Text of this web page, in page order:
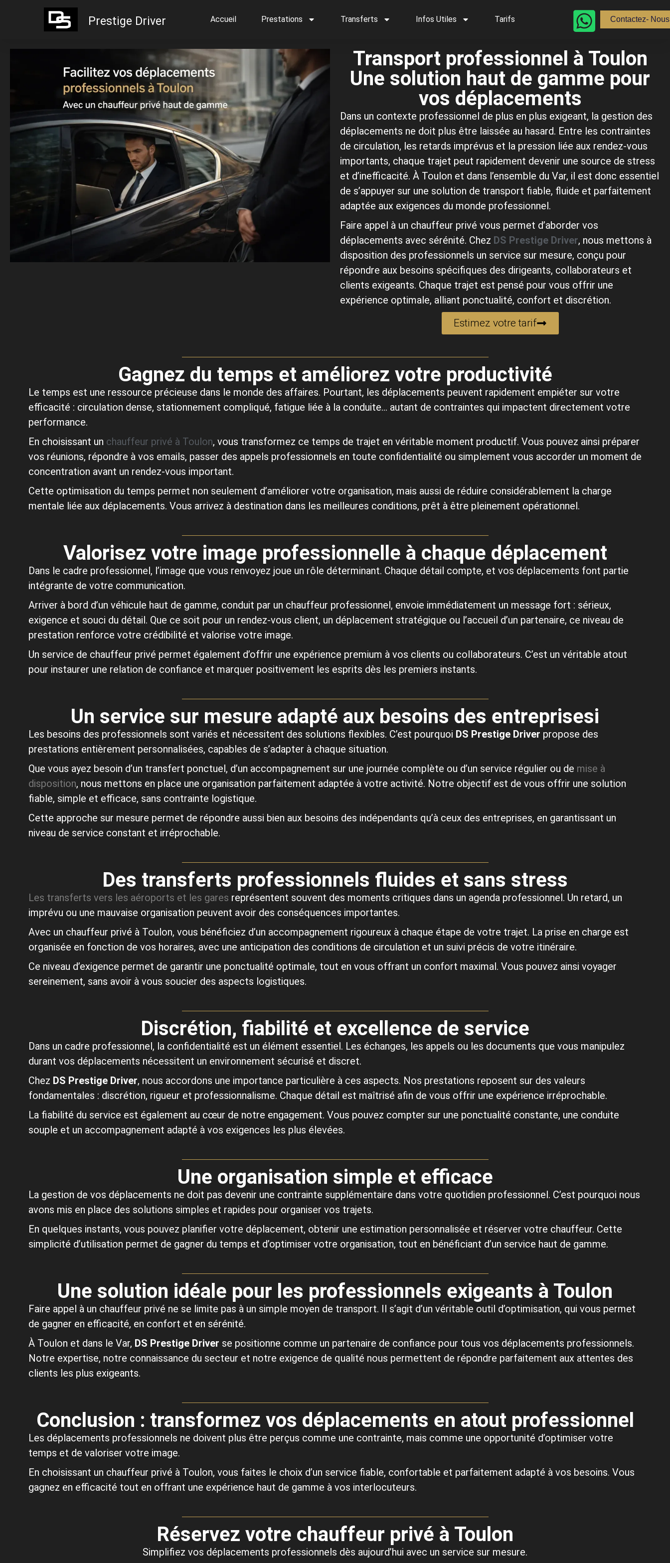
Prestige Driver Accueil Prestations Transferts Infos Utiles Tarifs Contactez- Nous
Transport professionnel à Toulon
Une solution haut de gamme pour
vos déplacements
Dans un contexte professionnel de plus en plus exigeant, la gestion des
déplacements ne doit plus être laissée au hasard. Entre les contraintes
de circulation, les retards imprévus et la pression liée aux rendez-vous
importants, chaque trajet peut rapidement devenir une source de stress
et d’inefficacité. À Toulon et dans l’ensemble du Var, il est donc essentiel
de s’appuyer sur une solution de transport fiable, fluide et parfaitement
adaptée aux exigences du monde professionnel.
Faire appel à un chauffeur privé vous permet d’aborder vos
déplacements avec sérénité. Chez DS Prestige Driver, nous mettons à
disposition des professionnels un service sur mesure, conçu pour
répondre aux besoins spécifiques des dirigeants, collaborateurs et
clients exigeants. Chaque trajet est pensé pour vous offrir une
expérience optimale, alliant ponctualité, confort et discrétion.
Estimez votre tarif
Gagnez du temps et améliorez votre productivité
Le temps est une ressource précieuse dans le monde des affaires. Pourtant, les déplacements peuvent rapidement empiéter sur votre
efficacité : circulation dense, stationnement compliqué, fatigue liée à la conduite… autant de contraintes qui impactent directement votre
performance.
En choisissant un chauffeur privé à Toulon, vous transformez ce temps de trajet en véritable moment productif. Vous pouvez ainsi préparer
vos réunions, répondre à vos emails, passer des appels professionnels en toute confidentialité ou simplement vous accorder un moment de
concentration avant un rendez-vous important.
Cette optimisation du temps permet non seulement d’améliorer votre organisation, mais aussi de réduire considérablement la charge
mentale liée aux déplacements. Vous arrivez à destination dans les meilleures conditions, prêt à être pleinement opérationnel.
Valorisez votre image professionnelle à chaque déplacement
Dans le cadre professionnel, l’image que vous renvoyez joue un rôle déterminant. Chaque détail compte, et vos déplacements font partie
intégrante de votre communication.
Arriver à bord d’un véhicule haut de gamme, conduit par un chauffeur professionnel, envoie immédiatement un message fort : sérieux,
exigence et souci du détail. Que ce soit pour un rendez-vous client, un déplacement stratégique ou l’accueil d’un partenaire, ce niveau de
prestation renforce votre crédibilité et valorise votre image.
Un service de chauffeur privé permet également d’offrir une expérience premium à vos clients ou collaborateurs. C’est un véritable atout
pour instaurer une relation de confiance et marquer positivement les esprits dès les premiers instants.
Un service sur mesure adapté aux besoins des entreprisesi
Les besoins des professionnels sont variés et nécessitent des solutions flexibles. C’est pourquoi DS Prestige Driver propose des
prestations entièrement personnalisées, capables de s’adapter à chaque situation.
Que vous ayez besoin d’un transfert ponctuel, d’un accompagnement sur une journée complète ou d’un service régulier ou de mise à
disposition, nous mettons en place une organisation parfaitement adaptée à votre activité. Notre objectif est de vous offrir une solution
fiable, simple et efficace, sans contrainte logistique.
Cette approche sur mesure permet de répondre aussi bien aux besoins des indépendants qu’à ceux des entreprises, en garantissant un
niveau de service constant et irréprochable.
Des transferts professionnels fluides et sans stress
Les transferts vers les aéroports et les gares représentent souvent des moments critiques dans un agenda professionnel. Un retard, un
imprévu ou une mauvaise organisation peuvent avoir des conséquences importantes.
Avec un chauffeur privé à Toulon, vous bénéficiez d’un accompagnement rigoureux à chaque étape de votre trajet. La prise en charge est
organisée en fonction de vos horaires, avec une anticipation des conditions de circulation et un suivi précis de votre itinéraire.
Ce niveau d’exigence permet de garantir une ponctualité optimale, tout en vous offrant un confort maximal. Vous pouvez ainsi voyager
sereinement, sans avoir à vous soucier des aspects logistiques.
Discrétion, fiabilité et excellence de service
Dans un cadre professionnel, la confidentialité est un élément essentiel. Les échanges, les appels ou les documents que vous manipulez
durant vos déplacements nécessitent un environnement sécurisé et discret.
Chez DS Prestige Driver, nous accordons une importance particulière à ces aspects. Nos prestations reposent sur des valeurs
fondamentales : discrétion, rigueur et professionnalisme. Chaque détail est maîtrisé afin de vous offrir une expérience irréprochable.
La fiabilité du service est également au cœur de notre engagement. Vous pouvez compter sur une ponctualité constante, une conduite
souple et un accompagnement adapté à vos exigences les plus élevées.
Une organisation simple et efficace
La gestion de vos déplacements ne doit pas devenir une contrainte supplémentaire dans votre quotidien professionnel. C’est pourquoi nous
avons mis en place des solutions simples et rapides pour organiser vos trajets.
En quelques instants, vous pouvez planifier votre déplacement, obtenir une estimation personnalisée et réserver votre chauffeur. Cette
simplicité d’utilisation permet de gagner du temps et d’optimiser votre organisation, tout en bénéficiant d’un service haut de gamme.
Une solution idéale pour les professionnels exigeants à Toulon
Faire appel à un chauffeur privé ne se limite pas à un simple moyen de transport. Il s’agit d’un véritable outil d’optimisation, qui vous permet
de gagner en efficacité, en confort et en sérénité.
À Toulon et dans le Var, DS Prestige Driver se positionne comme un partenaire de confiance pour tous vos déplacements professionnels.
Notre expertise, notre connaissance du secteur et notre exigence de qualité nous permettent de répondre parfaitement aux attentes des
clients les plus exigeants.
Conclusion : transformez vos déplacements en atout professionnel
Les déplacements professionnels ne doivent plus être perçus comme une contrainte, mais comme une opportunité d’optimiser votre
temps et de valoriser votre image.
En choisissant un chauffeur privé à Toulon, vous faites le choix d’un service fiable, confortable et parfaitement adapté à vos besoins. Vous
gagnez en efficacité tout en offrant une expérience haut de gamme à vos interlocuteurs.
Réservez votre chauffeur privé à Toulon
Simplifiez vos déplacements professionnels dès aujourd’hui avec un service sur mesure.